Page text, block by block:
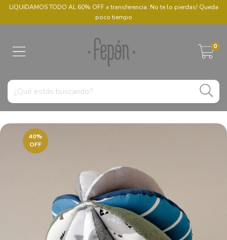
LIQUIDAMOS TODO AL 60% OFF x transferencia. No te lo pierdas! Queda
poco tiempo
0
40%
OFF